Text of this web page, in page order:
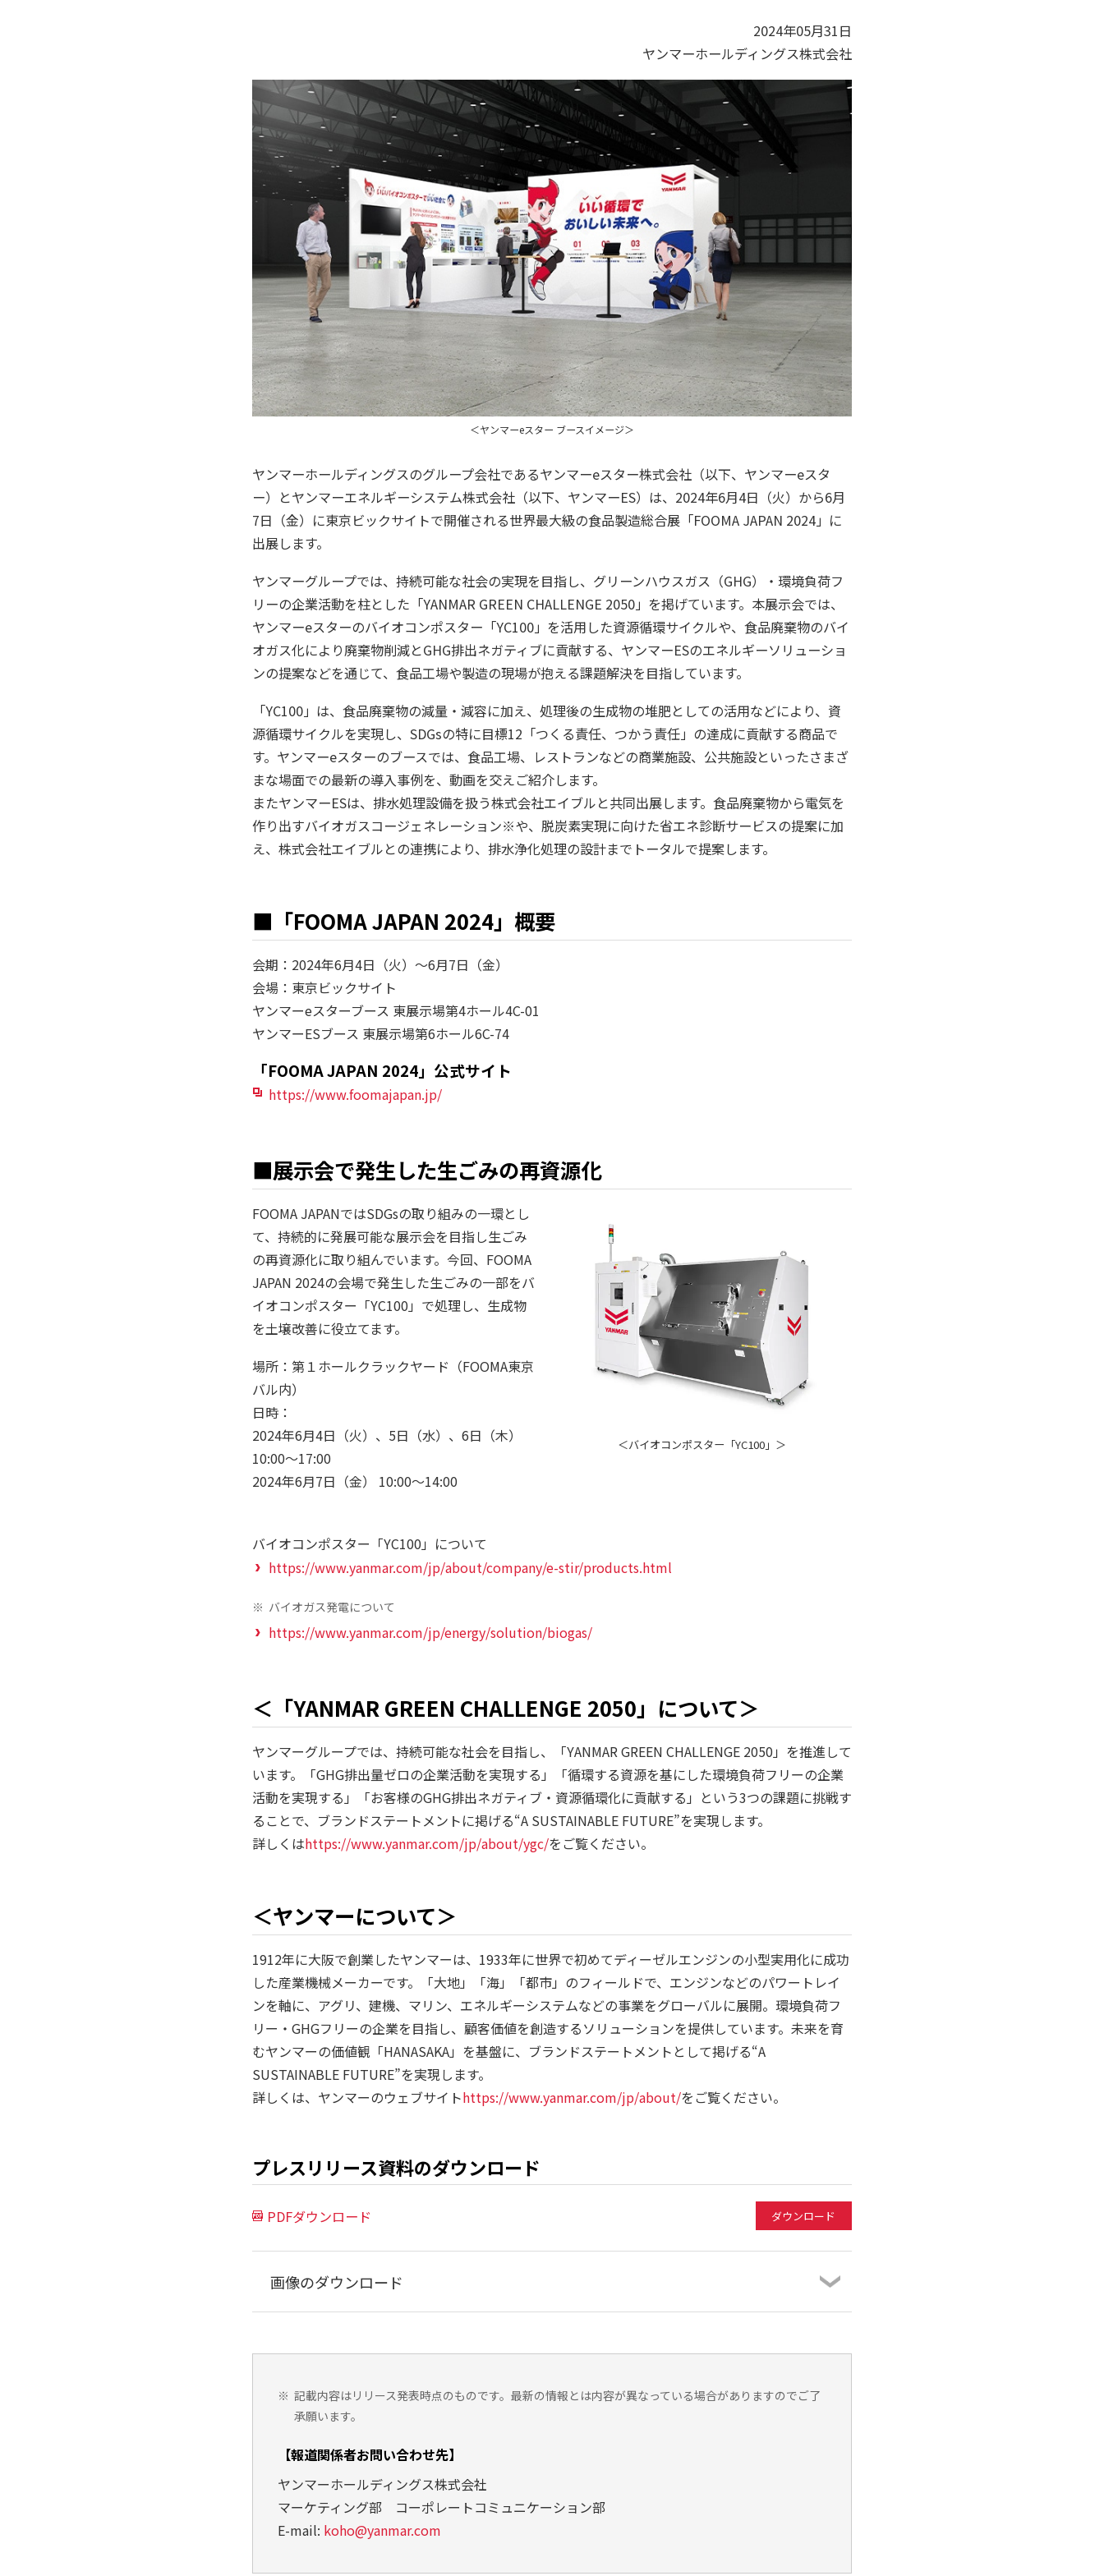
2024年05月31日
ヤンマーホールディングス株式会社
＜ヤンマーeスター ブースイメージ＞
ヤンマーホールディングスのグループ会社であるヤンマーeスター株式会社（以下、ヤンマーeスタ
ー）とヤンマーエネルギーシステム株式会社（以下、ヤンマーES）は、2024年6月4日（火）から6月
7日（金）に東京ビックサイトで開催される世界最大級の食品製造総合展「FOOMA JAPAN 2024」に
出展します。
ヤンマーグループでは、持続可能な社会の実現を目指し、グリーンハウスガス（GHG）・環境負荷フ
リーの企業活動を柱とした「YANMAR GREEN CHALLENGE 2050」を掲げています。本展示会では、
ヤンマーeスターのバイオコンポスター「YC100」を活用した資源循環サイクルや、食品廃棄物のバイ
オガス化により廃棄物削減とGHG排出ネガティブに貢献する、ヤンマーESのエネルギーソリューショ
ンの提案などを通じて、食品工場や製造の現場が抱える課題解決を目指しています。
「YC100」は、食品廃棄物の減量・減容に加え、処理後の生成物の堆肥としての活用などにより、資
源循環サイクルを実現し、SDGsの特に目標12「つくる責任、つかう責任」の達成に貢献する商品で
す。ヤンマーeスターのブースでは、食品工場、レストランなどの商業施設、公共施設といったさまざ
まな場面での最新の導入事例を、動画を交えご紹介します。
またヤンマーESは、排水処理設備を扱う株式会社エイブルと共同出展します。食品廃棄物から電気を
作り出すバイオガスコージェネレーション※や、脱炭素実現に向けた省エネ診断サービスの提案に加
え、株式会社エイブルとの連携により、排水浄化処理の設計までトータルで提案します。
■「FOOMA JAPAN 2024」概要
会期：2024年6月4日（火）～6月7日（金）
会場：東京ビックサイト
ヤンマーeスターブース 東展示場第4ホール4C-01
ヤンマーESブース 東展示場第6ホール6C-74
「FOOMA JAPAN 2024」公式サイト
https://www.foomajapan.jp/
■展示会で発生した生ごみの再資源化
＜バイオコンポスター「YC100」＞
FOOMA JAPANではSDGsの取り組みの一環とし
て、持続的に発展可能な展示会を目指し生ごみ
の再資源化に取り組んでいます。今回、FOOMA
JAPAN 2024の会場で発生した生ごみの一部をバ
イオコンポスター「YC100」で処理し、生成物
を土壌改善に役立てます。
場所：第１ホールクラックヤード（FOOMA東京
バル内）
日時：
2024年6月4日（火）、5日（水）、6日（木）
10:00～17:00
2024年6月7日（金） 10:00～14:00
バイオコンポスター「YC100」について
https://www.yanmar.com/jp/about/company/e-stir/products.html
※ バイオガス発電について
https://www.yanmar.com/jp/energy/solution/biogas/
＜「YANMAR GREEN CHALLENGE 2050」について＞
ヤンマーグループでは、持続可能な社会を目指し、「YANMAR GREEN CHALLENGE 2050」を推進して
います。「GHG排出量ゼロの企業活動を実現する」「循環する資源を基にした環境負荷フリーの企業
活動を実現する」「お客様のGHG排出ネガティブ・資源循環化に貢献する」という3つの課題に挑戦す
ることで、ブランドステートメントに掲げる“A SUSTAINABLE FUTURE”を実現します。
詳しくはhttps://www.yanmar.com/jp/about/ygc/をご覧ください。
＜ヤンマーについて＞
1912年に大阪で創業したヤンマーは、1933年に世界で初めてディーゼルエンジンの小型実用化に成功
した産業機械メーカーです。「大地」「海」「都市」のフィールドで、エンジンなどのパワートレイ
ンを軸に、アグリ、建機、マリン、エネルギーシステムなどの事業をグローバルに展開。環境負荷フ
リー・GHGフリーの企業を目指し、顧客価値を創造するソリューションを提供しています。未来を育
むヤンマーの価値観「HANASAKA」を基盤に、ブランドステートメントとして掲げる“A
SUSTAINABLE FUTURE”を実現します。
詳しくは、ヤンマーのウェブサイトhttps://www.yanmar.com/jp/about/をご覧ください。
プレスリリース資料のダウンロード
PDFダウンロード ダウンロード
画像のダウンロード
※ 記載内容はリリース発表時点のものです。最新の情報とは内容が異なっている場合がありますのでご了
承願います。
【報道関係者お問い合わせ先】
ヤンマーホールディングス株式会社
マーケティング部 コーポレートコミュニケーション部
E-mail: koho@yanmar.com